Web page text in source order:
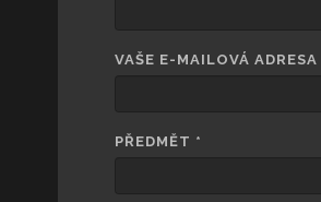
VAŠE E-MAILOVÁ ADRESA
PŘEDMĚT *